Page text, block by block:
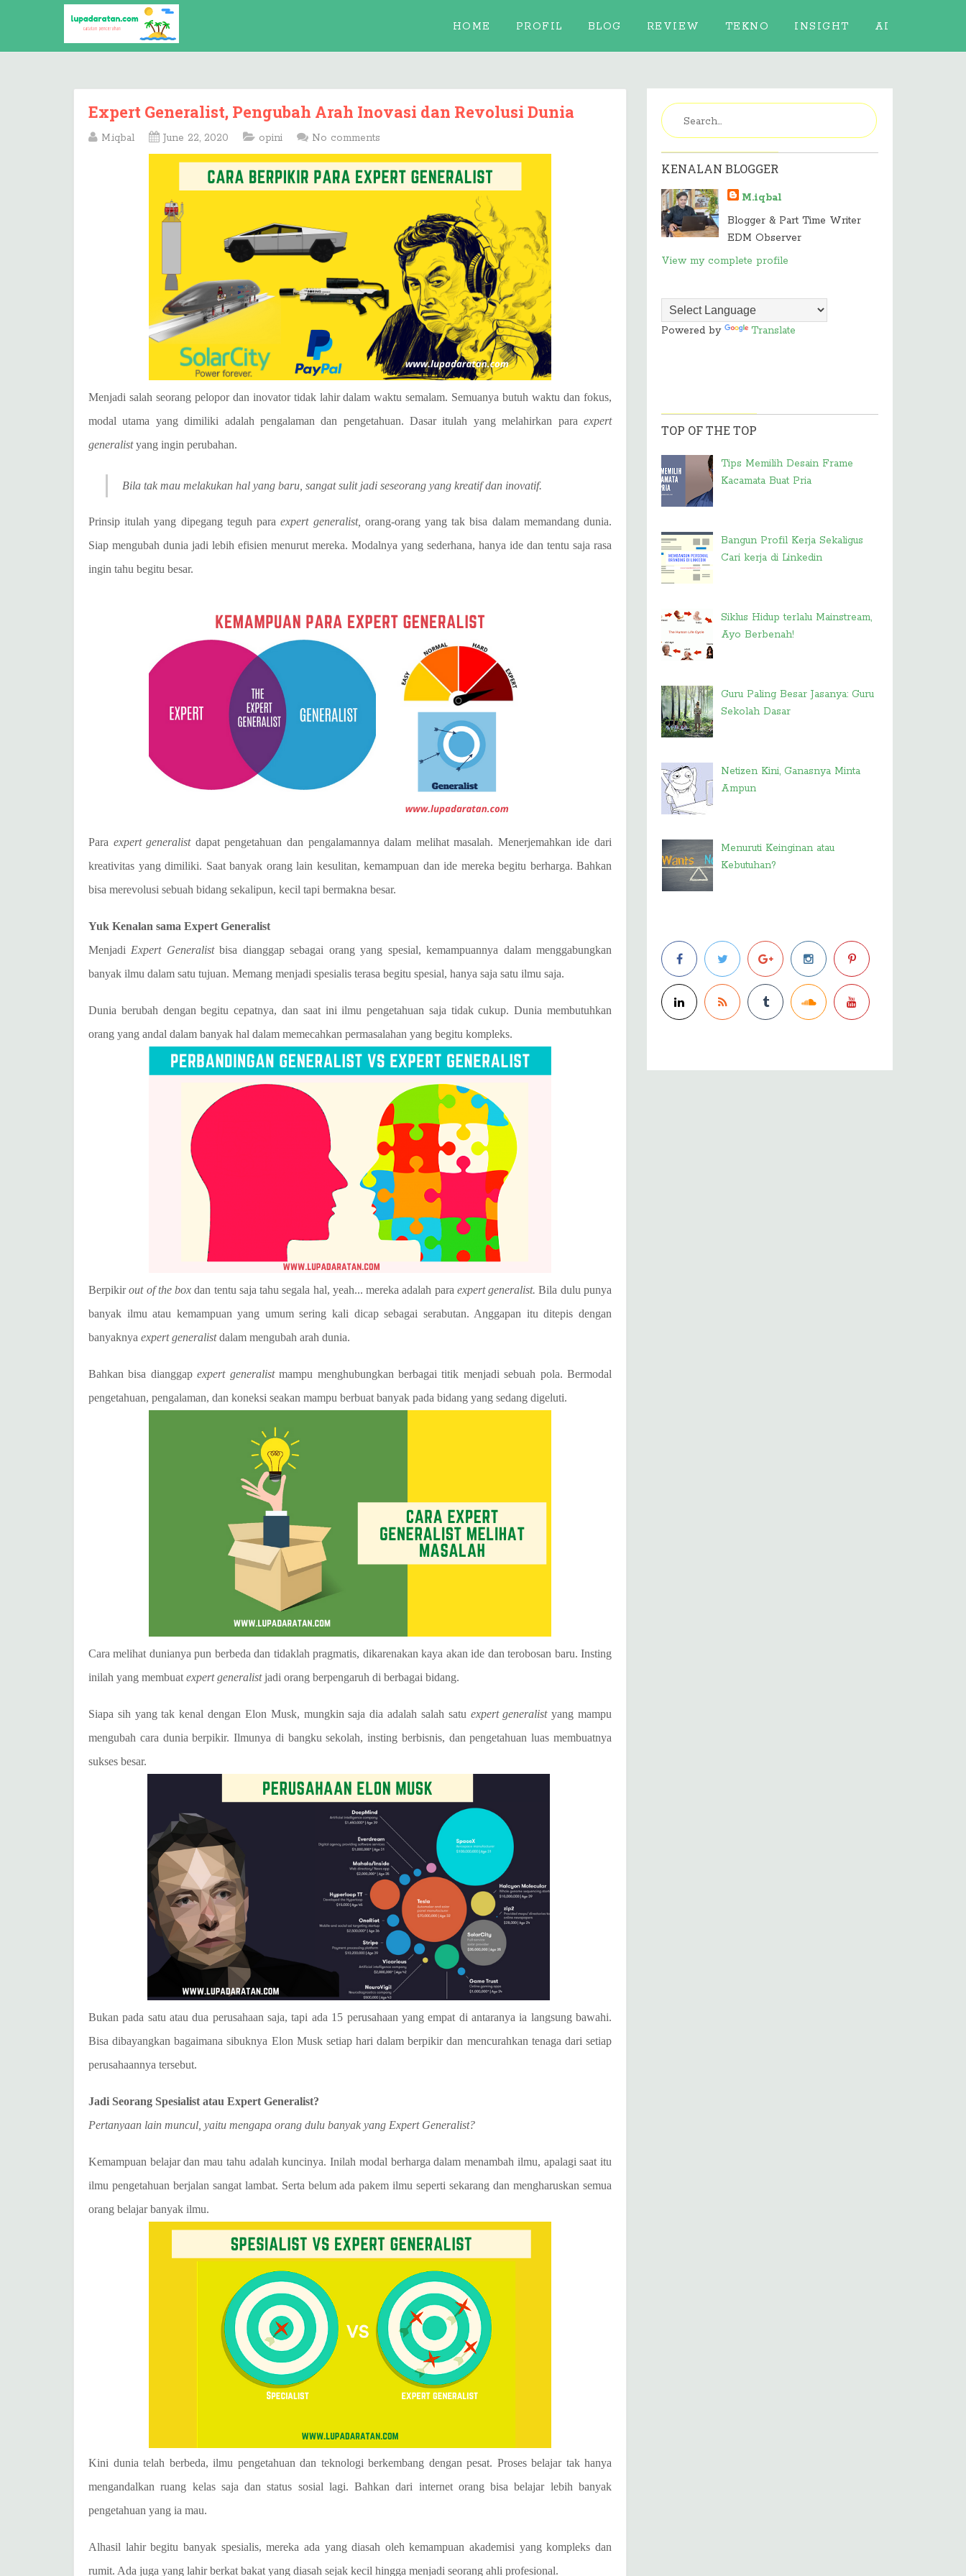
HOME PROFIL BLOG REVIEW TEKNO INSIGHT AI
Expert Generalist, Pengubah Arah Inovasi dan Revolusi Dunia
M.iqbal June 22, 2020 opini No comments
Menjadi salah seorang pelopor dan inovator tidak lahir dalam waktu semalam. Semuanya butuh waktu dan fokus,
modal utama yang dimiliki adalah pengalaman dan pengetahuan. Dasar itulah yang melahirkan para expert
generalistyang ingin perubahan.
Bila tak mau melakukan hal yang baru, sangat sulit jadi seseorang yang kreatif dan inovatif.
Prinsip itulah yang dipegang teguh paraexpert generalist, orang-orang yang tak bisa dalam memandang dunia.
Siap mengubah dunia jadi lebih efisien menurut mereka. Modalnya yang sederhana, hanya ide dan tentu saja rasa
ingin tahu begitu besar.
Para expert generalistdapat pengetahuan dan pengalamannya dalam melihat masalah. Menerjemahkan ide dari
kreativitas yang dimiliki. Saat banyak orang lain kesulitan, kemampuan dan ide mereka begitu berharga. Bahkan
bisa merevolusi sebuah bidang sekalipun, kecil tapi bermakna besar.
Yuk Kenalan sama Expert Generalist
Menjadi Expert Generalistbisa dianggap sebagai orang yang spesial, kemampuannya dalam menggabungkan
banyak ilmu dalam satu tujuan. Memang menjadi spesialis terasa begitu spesial, hanya saja satu ilmu saja.
Dunia berubah dengan begitu cepatnya, dan saat ini ilmu pengetahuan saja tidak cukup. Dunia membutuhkan
orang yang andal dalam banyak hal dalam memecahkan permasalahan yang begitu kompleks.
Berpikirout of the box dan tentu saja tahu segala hal, yeah... mereka adalah para expert generalist. Bila dulu punya
banyak ilmu atau kemampuan yang umum sering kali dicap sebagai serabutan. Anggapan itu ditepis dengan
banyaknya expert generalistdalam mengubah arah dunia.
Bahkan bisa dianggapexpert generalistmampu menghubungkan berbagai titik menjadi sebuah pola. Bermodal
pengetahuan, pengalaman, dan koneksi seakan mampu berbuat banyak pada bidang yang sedang digeluti.
Cara melihat dunianya pun berbeda dan tidaklah pragmatis, dikarenakan kaya akan ide dan terobosan baru. Insting
inilah yang membuat expert generalistjadi orang berpengaruh di berbagai bidang.
Siapa sih yang tak kenal dengan Elon Musk, mungkin saja dia adalah salah satu expert generalistyang mampu
mengubah cara dunia berpikir. Ilmunya di bangku sekolah, insting berbisnis, dan pengetahuan luas membuatnya
sukses besar.
Bukan pada satu atau dua perusahaan saja, tapi ada 15 perusahaan yang empat di antaranya ia langsung bawahi.
Bisa dibayangkan bagaimana sibuknya Elon Musk setiap hari dalam berpikir dan mencurahkan tenaga dari setiap
perusahaannya tersebut.
Jadi Seorang Spesialist atau Expert Generalist?
Pertanyaan lain muncul, yaitu mengapa orang dulu banyak yang Expert Generalist?
Kemampuan belajar dan mau tahu adalah kuncinya. Inilah modal berharga dalam menambah ilmu, apalagi saat itu
ilmu pengetahuan berjalan sangat lambat. Serta belum ada pakem ilmu seperti sekarang dan mengharuskan semua
orang belajar banyak ilmu.
Kini dunia telah berbeda, ilmu pengetahuan dan teknologi berkembang dengan pesat. Proses belajar tak hanya
mengandalkan ruang kelas saja dan status sosial lagi. Bahkan dari internet orang bisa belajar lebih banyak
pengetahuan yang ia mau.
Alhasil lahir begitu banyak spesialis, mereka ada yang diasah oleh kemampuan akademisi yang kompleks dan
rumit. Ada juga yang lahir berkat bakat yang diasah sejak kecil hingga menjadi seorang ahli profesional.
KENALAN BLOGGER
M.iqbal
Blogger & Part Time Writer
EDM Observer
View my complete profile
Powered by Translate
TOP OF THE TOP
Tips Memilih Desain Frame
Kacamata Buat Pria
Bangun Profil Kerja Sekaligus
Cari kerja di Linkedin
Siklus Hidup terlalu Mainstream,
Ayo Berbenah!
Guru Paling Besar Jasanya: Guru
Sekolah Dasar
Netizen Kini, Ganasnya Minta
Ampun
Menuruti Keinginan atau
Kebutuhan?